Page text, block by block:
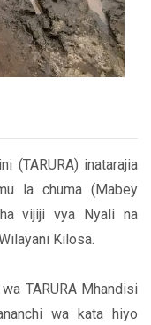
(TARURA) inatarajia
la chuma (Mabey
vijiji vya Nyali na
Kilosa.
TARURA Mhandisi
wa kata hiyo